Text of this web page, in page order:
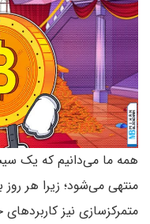
همه ما می‌دانیم که یک
منتهی می‌شود؛ زیرا هر روز
متمرکزسازی نیز کاربردهای